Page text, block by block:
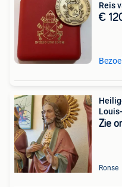
Reis
€
Zie
Ronse